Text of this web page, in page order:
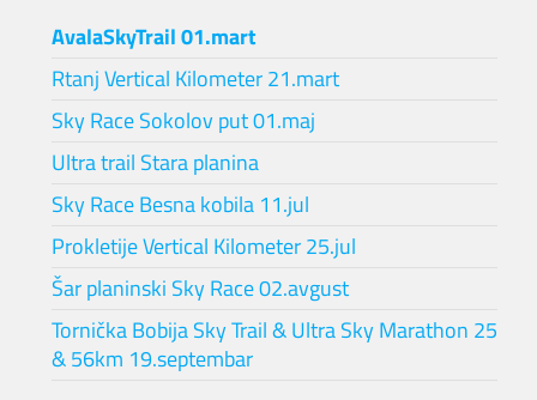
AvalaSkyTrail 01.mart
Rtanj Vertical Kilometer 21.mart
Sky Race Sokolov put 01.maj
Ultra trail Stara planina
Sky Race Besna kobila 11.jul
Prokletije Vertical Kilometer 25.jul
Šar planinski Sky Race 02.avgust
Tornička Bobija Sky Trail & Ultra Sky Marathon 25
& 56km 19.septembar